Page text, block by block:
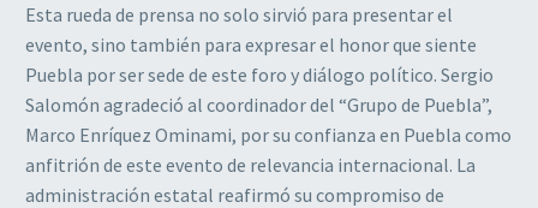
Esta rueda de prensa no solo sirvió para presentar el
evento, sino también para expresar el honor que siente
Puebla por ser sede de este foro y diálogo político. Sergio
Salomón agradeció al coordinador del “Grupo de Puebla”,
Marco Enríquez Ominami, por su confianza en Puebla como
anfitrión de este evento de relevancia internacional. La
administración estatal reafirmó su compromiso de